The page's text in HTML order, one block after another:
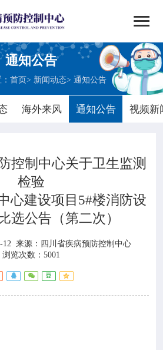

通知公告
：首页> 新闻动态>通知公告
海外来风 通知公告 视频新



控制中心关于卫生监测
检验
心建设项目5#楼消防设
选公告（第二次）
12 来源： 四川省疾病预防控制中心
浏览次数：5001